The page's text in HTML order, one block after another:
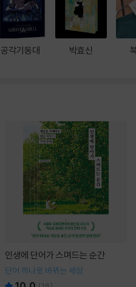
공각기동대 박효신
인생에 단어가 스며드는 순간
단어 하나로 바뀌는 세상